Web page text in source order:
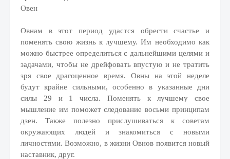
Овен
Овнам в этот период удастся обрести счастье и
поменять свою жизнь к лучшему. Им необходимо как
можно быстрее определиться с дальнейшими целями и
задачами, чтобы не дрейфовать впустую и не тратить
зря свое драгоценное время. Овны на этой неделе
будут крайне сильными, особенно в указанные дни
силы 29 и 1 числа. Поменять к лучшему свое
мышление им поможет следование восьми принципам
дзен. Также полезно прислушиваться к советам
окружающих людей и знакомиться с новыми
личностями. Возможно, в жизни Овнов появится новый
наставник, друг.